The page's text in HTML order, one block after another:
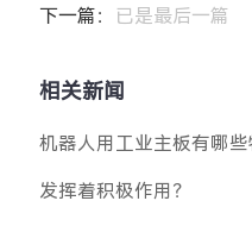
下一篇： 已是最后一篇
相关新闻
机器人用工业主板有哪
发挥着积极作用？